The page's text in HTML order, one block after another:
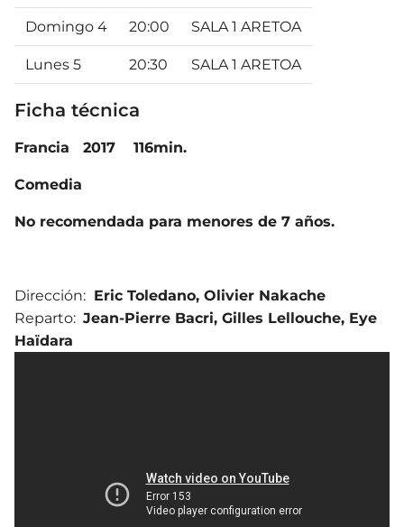
Domingo 4 20:00 SALA 1 ARETOA
Lunes 5 20:30 SALA 1 ARETOA
Ficha técnica
Francia 2017 116min.
Comedia
No recomendada para menores de 7 años.
Dirección: Eric Toledano, Olivier Nakache
Reparto: Jean-Pierre Bacri, Gilles Lellouche, Eye
Haïdara